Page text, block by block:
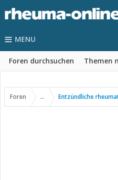
MENU
Foren durchsuchen Themen
Foren ... Entzündliche